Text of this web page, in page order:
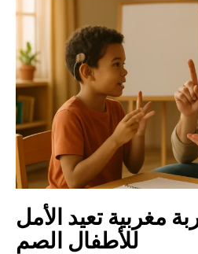
مغربية تعيد الأمل
للأطفال الصم